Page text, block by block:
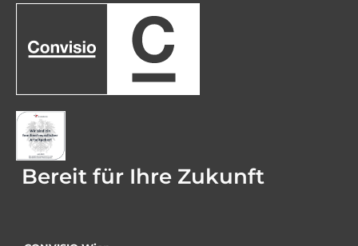
Bereit für Ihre Zukunft